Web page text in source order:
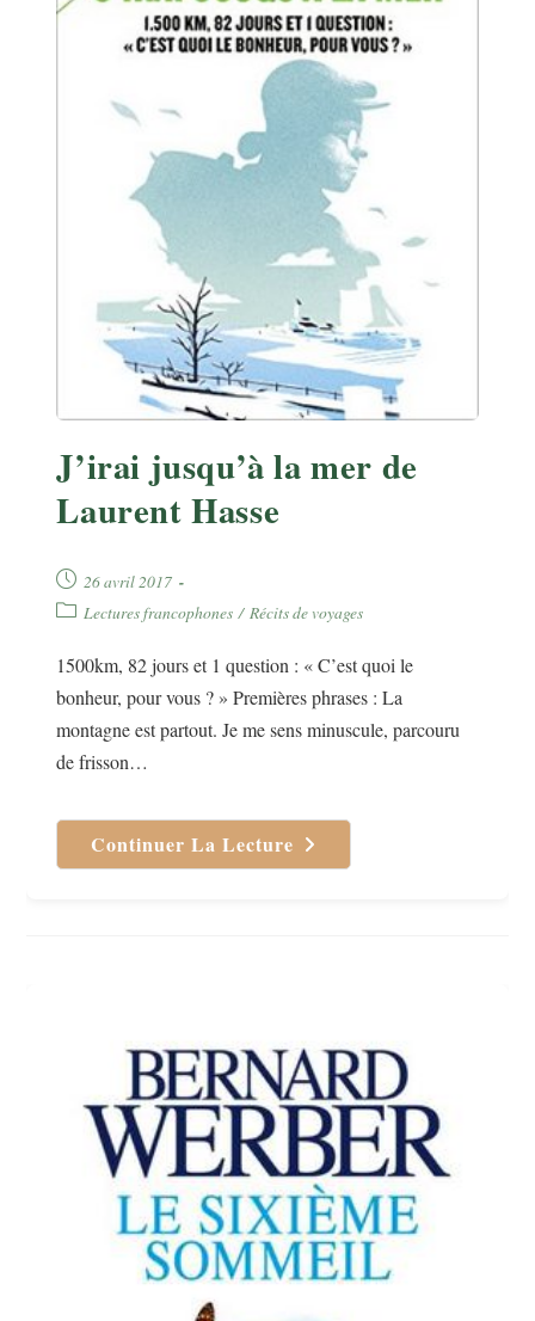
J’irai jusqu’à la mer de
Laurent Hasse
Publication
publiée :
26 avril 2017
Post Lectures francophones / Récits de voyages
1500km, 82 jours et 1 question : « C’est quoi le
bonheur, pour vous ? » Premières phrases : La
montagne est partout. Je me sens minuscule, parcouru
de frisson…
Continuer La Lecture J’irai
Jusqu’à
La